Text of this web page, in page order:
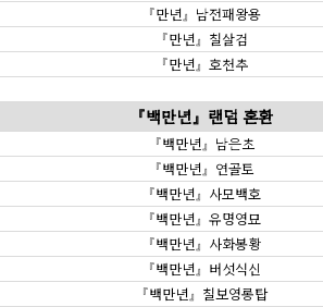
『만년』남전패왕용
『만년』칠살검
『만년』호천추
『백만년』랜덤 혼환
『백만년』남은초
『백만년』연골토
『백만년』사모백호
『백만년』유명영묘
『백만년』사화봉황
『백만년』버섯식신
『백만년』칠보영롱탑